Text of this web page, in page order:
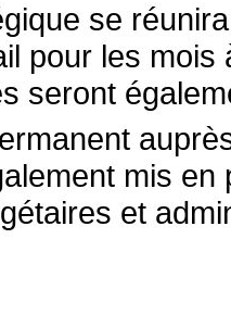
se
pour les
seront
mis
et